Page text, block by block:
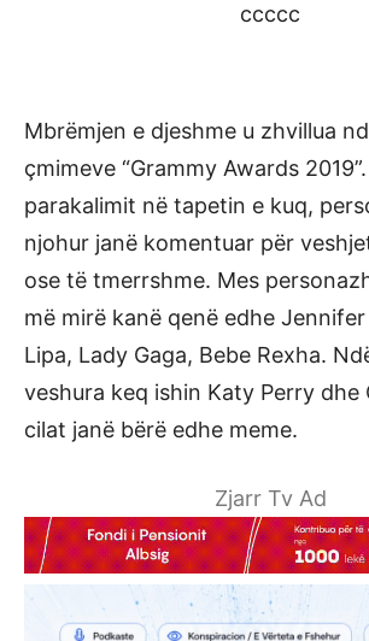
ccccc
Mbrëmjen e djeshme u zhvillua
çmimeve “Grammy Awards
parakalimit në tapetin e kuq,
njohur janë komentuar për
ose të tmerrshme. Mes
më mirë kanë qenë edhe
Lipa, Lady Gaga, Bebe Rexha.
veshura keq ishin Katy Perry dhe
cilat janë bërë edhe meme.
Zjarr Tv Ad